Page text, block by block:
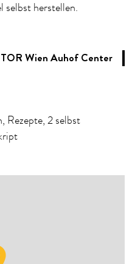
selbst herstellen.
Wien Auhof Center
Rezepte, 2 selbst